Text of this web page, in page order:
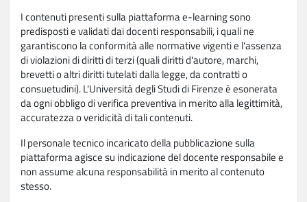
I contenuti presenti sulla piattaforma e-learning sono
predisposti e validati dai docenti responsabili, i quali ne
garantiscono la conformità alle normative vigenti e l'assenza
di violazioni di diritti di terzi (quali diritti d'autore, marchi,
brevetti o altri diritti tutelati dalla legge, da contratti o
consuetudini). L'Università degli Studi di Firenze è esonerata
da ogni obbligo di verifica preventiva in merito alla legittimità,
accuratezza o veridicità di tali contenuti.
Il personale tecnico incaricato della pubblicazione sulla
piattaforma agisce su indicazione del docente responsabile e
non assume alcuna responsabilità in merito al contenuto
stesso.